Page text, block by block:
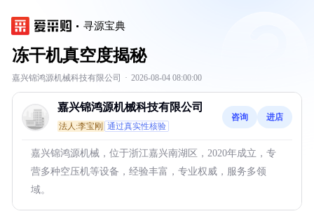
寻源宝典
冻干机真空度揭秘
嘉兴锦鸿源机械科技有限公司 · 2026-08-04 08:00:00
嘉兴锦鸿源机械科技有限公司
法人:李宝刚 通过真实性核验
咨询 进店
嘉兴锦鸿源机械，位于浙江嘉兴南湖区，2020年成立，专
营多种空压机等设备，经验丰富，专业权威，服务多领
域。